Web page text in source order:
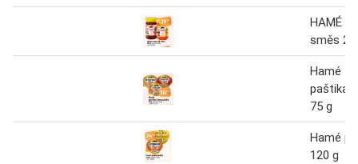
HAMÉ
směs
Hamé
paštika/
75 g
Hamé
120 g